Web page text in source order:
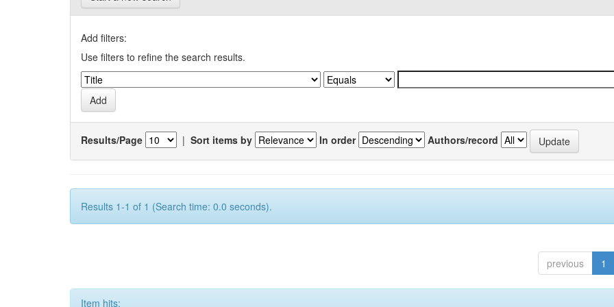
Add filters:
Use filters to refine the search results.
Results/Page | Sort items by In order Authors/record
Results 1-1 of 1 (Search time: 0.0 seconds).
previous 1
Item hits: